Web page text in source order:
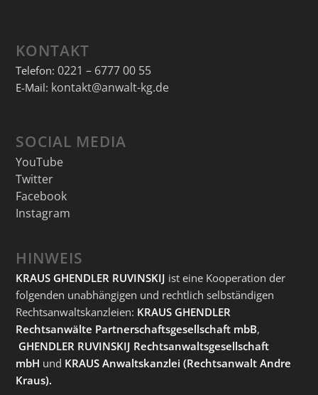
KONTAKT
Telefon: 0221 – 6777 00 55
E-Mail: kontakt@anwalt-kg.de
SOCIAL MEDIA
YouTube
Twitter
Facebook
Instagram
HINWEIS
KRAUS GHENDLER RUVINSKIJ ist eine Kooperation der
folgenden unabhängigen und rechtlich selbständigen
Rechtsanwaltskanzleien: KRAUS GHENDLER
Rechtsanwälte Partnerschaftsgesellschaft mbB,
GHENDLER RUVINSKIJ Rechtsanwaltsgesellschaft
mbH und KRAUS Anwaltskanzlei (Rechtsanwalt Andre
Kraus).